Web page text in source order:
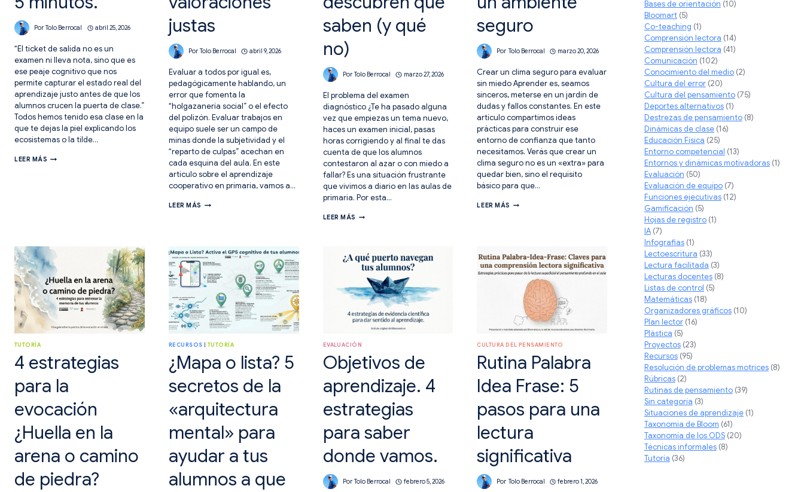
Por Tolo Berrocal abril 25, 2026
“El ticket de salida no es un
examen ni lleva nota, sino que es
ese peaje cognitivo que nos
permite capturar el estado real del
aprendizaje justo antes de que los
alumnos crucen la puerta de clase.”
Todos hemos tenido esa clase en la
que te dejas la piel explicando los
ecosistemas o la tilde…
LEER MÁS 4
MINUTOS.
justas
Por Tolo Berrocal abril 9, 2026
Evaluar a todos por igual es,
pedagógicamente hablando, un
error que fomenta la
“holgazanería social” o el efecto
del polizón. Evaluar trabajos en
equipo suele ser un campo de
minas donde la subjetividad y el
“reparto de culpas” acechan en
cada esquina del aula. En este
artículo sobre el aprendizaje
cooperativo en primaria, vamos a…
LEER MÁS APRENDIZAJE
saben (y qué
no)
Por Tolo Berrocal marzo 27, 2026
El problema del examen
diagnóstico ¿Te ha pasado alguna
vez que empiezas un tema nuevo,
haces un examen inicial, pasas
horas corrigiendo y al final te das
cuenta de que los alumnos
contestaron al azar o con miedo a
fallar? Es una situación frustrante
que vivimos a diario en las aulas de
primaria. Por esta…
LEER MÁS KPSI:
ALUMNOS
DESCUBREN
QUÉ
SABEN
(Y
QUÉ
NO)
seguro
Por Tolo Berrocal marzo 20, 2026
Crear un clima seguro para evaluar
sin miedo Aprender es, seamos
sinceros, meterse en un jardín de
dudas y fallos constantes. En este
artículo compartimos ideas
prácticas para construir ese
entorno de confianza que tanto
necesitamos. Verás que crear un
clima seguro no es un «extra» para
quedar bien, sino el requisito
básico para que…
LEER MÁS ESTRATEGIAS
UN
AMBIENTE
SEGURO
TUTORÍA
4 estrategias
para la
evocación
¿Huella en la
arena o camino
de piedra?
RECURSOS | TUTORÍA
¿Mapa o lista? 5
secretos de la
«arquitectura
mental» para
ayudar a tus
alumnos a que
EVALUACIÓN
Objetivos de
aprendizaje. 4
estrategias
para saber
donde vamos.
Por Tolo Berrocal febrero 5, 2026
CULTURA DEL PENSAMIENTO
Rutina Palabra
Idea Frase: 5
pasos para una
lectura
significativa
Por Tolo Berrocal febrero 1, 2026
Bases de orientación (10)
Bloomart(5)
Co-teaching (1)
Comprensión lectora (14)
Comprensión lectora (41)
Comunicación (102)
Conocimiento del medio(2)
Cultura del error(20)
Cultura del pensamiento(75)
Deportes alternativos(1)
Destrezas de pensamiento(8)
Dinámicas de clase(16)
Educación Física (25)
Entorno competencial (13)
Entornos y dinámicas motivadoras(1)
Evaluación (50)
Evaluación de equipo(7)
Funciones ejecutivas(12)
Gamificación (5)
Hojas de registro(1)
IA(7)
Infografias(1)
Lectoescritura (33)
Lectura facilitada (3)
Lecturas docentes(8)
Listas de control (5)
Matemáticas(18)
Organizadores gráficos(10)
Plan lector(16)
Plástica (5)
Proyectos(23)
Recursos(95)
Resolución de problemas motrices(8)
Rúbricas(2)
Rutinas de pensamiento(39)
Sin categoría (3)
Situaciones de aprendizaje(1)
Taxonomia de Bloom (61)
Taxonomía de los ODS(20)
Técnicas informales(8)
Tutoría (36)